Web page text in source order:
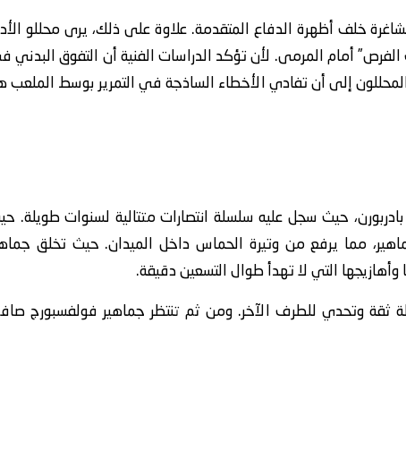
خلف أظهرة الدفاع المتقدمة. علاوة على ذلك، يرى محللو
أمام المرمى. لأن تؤكد الدراسات الفنية أن التفوق البدني
إلى أن تفادي الأخطاء الساذجة في التمرير بوسط الملعب
حيث سجل عليه سلسلة انتصارات متتالية لسنوات طويلة.
مما يرفع من وتيرة الحماس داخل الميدان. حيث تخلق
التي لا تهدأ طوال التسعين دقيقة.
ثقة وتحدي للطرف الآخر. ومن ثم تنتظر جماهير فولفسبورج